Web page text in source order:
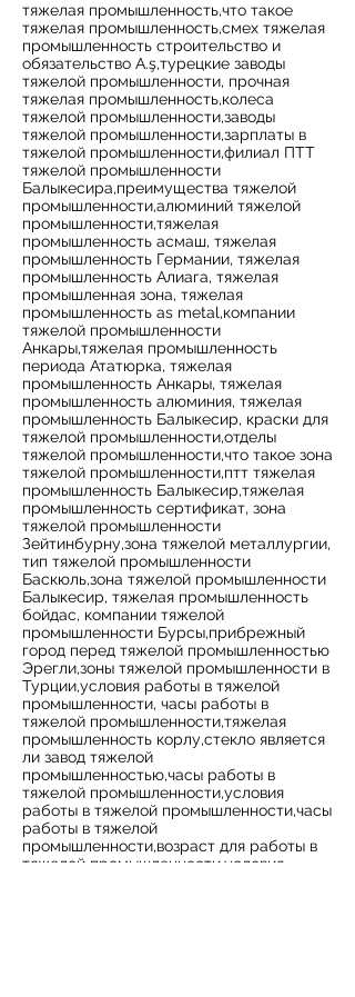
тяжелая промышленность,что такое
тяжелая промышленность,смех тяжелая
промышленность строительство и
обязательство А.ş,турецкие заводы
тяжелой промышленности, прочная
тяжелая промышленность,колеса
тяжелой промышленности,заводы
тяжелой промышленности,зарплаты в
тяжелой промышленности,филиал ПТТ
тяжелой промышленности
Балыкесира,преимущества тяжелой
промышленности,алюминий тяжелой
промышленности,тяжелая
промышленность асмаш, тяжелая
промышленность Германии, тяжелая
промышленность Алиага, тяжелая
промышленная зона, тяжелая
промышленность as metal,компании
тяжелой промышленности
Анкары,тяжелая промышленность
периода Ататюрка, тяжелая
промышленность Анкары, тяжелая
промышленность алюминия, тяжелая
промышленность Балыкесир, краски для
тяжелой промышленности,отделы
тяжелой промышленности,что такое зона
тяжелой промышленности,птт тяжелая
промышленность Балыкесир,тяжелая
промышленность сертификат, зона
тяжелой промышленности
Зейтинбурну,зона тяжелой металлургии,
тип тяжелой промышленности
Баскюль,зона тяжелой промышленности
Балыкесир, тяжелая промышленность
бойдас, компании тяжелой
промышленности Бурсы,прибрежный
город перед тяжелой промышленностью
Эрегли,зоны тяжелой промышленности в
Турции,условия работы в тяжелой
промышленности, часы работы в
тяжелой промышленности,тяжелая
промышленность корлу,стекло является
ли завод тяжелой
промышленностью,часы работы в
тяжелой промышленности,условия
работы в тяжелой промышленности,часы
работы в тяжелой
промышленности,возраст для работы в
тяжелой промышленности,условия